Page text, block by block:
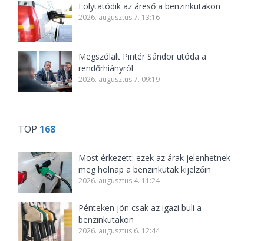
Folytatódik az áreső a benzinkutakon
2026. augusztus 7. 13:16
Megszólalt Pintér Sándor utóda a
rendőrhiányról
2026. augusztus 7. 09:19
TOP 168
Most érkezett: ezek az árak jelenhetnek
meg holnap a benzinkutak kijelzőin
2026. augusztus 4. 11:24
Pénteken jön csak az igazi buli a
benzinkutakon
2026. augusztus 6. 12:44